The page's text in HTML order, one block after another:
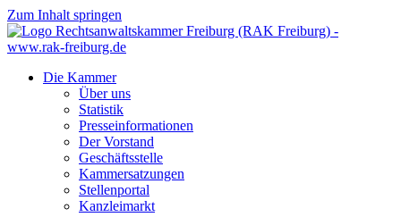
Zum Inhalt springen
Die Kammer
Über uns
Statistik
Presseinformationen
Der Vorstand
Geschäftsstelle
Kammersatzungen
Stellenportal
Kanzleimarkt